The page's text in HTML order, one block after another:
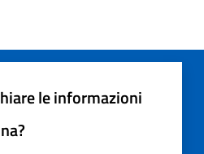
le informazioni